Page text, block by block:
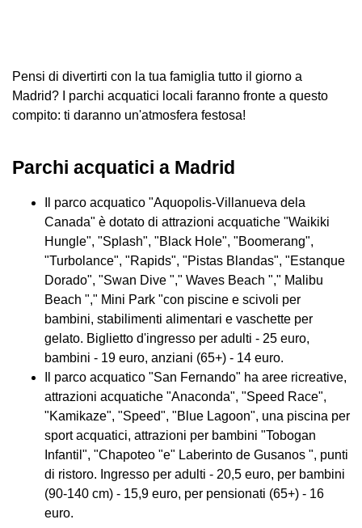
Pensi di divertirti con la tua famiglia tutto il giorno a
Madrid? I parchi acquatici locali faranno fronte a questo
compito: ti daranno un'atmosfera festosa!
Parchi acquatici a Madrid
Il parco acquatico "Aquopolis-Villanueva dela
Canada" è dotato di attrazioni acquatiche "Waikiki
Hungle", "Splash", "Black Hole", "Boomerang",
"Turbolance", "Rapids", "Pistas Blandas", "Estanque
Dorado", "Swan Dive "," Waves Beach "," Malibu
Beach "," Mini Park "con piscine e scivoli per
bambini, stabilimenti alimentari e vaschette per
gelato. Biglietto d'ingresso per adulti - 25 euro,
bambini - 19 euro, anziani (65+) - 14 euro.
Il parco acquatico "San Fernando" ha aree ricreative,
attrazioni acquatiche "Anaconda", "Speed ​​Race",
"Kamikaze", "Speed", "Blue Lagoon", una piscina per
sport acquatici, attrazioni per bambini "Tobogan
Infantil", "Chapoteo "e" Laberinto de Gusanos ", punti
di ristoro. Ingresso per adulti - 20,5 euro, per bambini
(90-140 cm) - 15,9 euro, per pensionati (65+) - 16
euro.